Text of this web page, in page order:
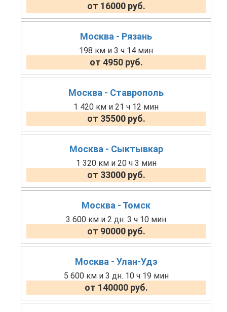
от 16000 руб.
Москва - Рязань
198 км и 3 ч 14 мин
от 4950 руб.
Москва - Ставрополь
1 420 км и 21 ч 12 мин
от 35500 руб.
Москва - Сыктывкар
1 320 км и 20 ч 3 мин
от 33000 руб.
Москва - Томск
3 600 км и 2 дн. 3 ч 10 мин
от 90000 руб.
Москва - Улан-Удэ
5 600 км и 3 дн. 10 ч 19 мин
от 140000 руб.